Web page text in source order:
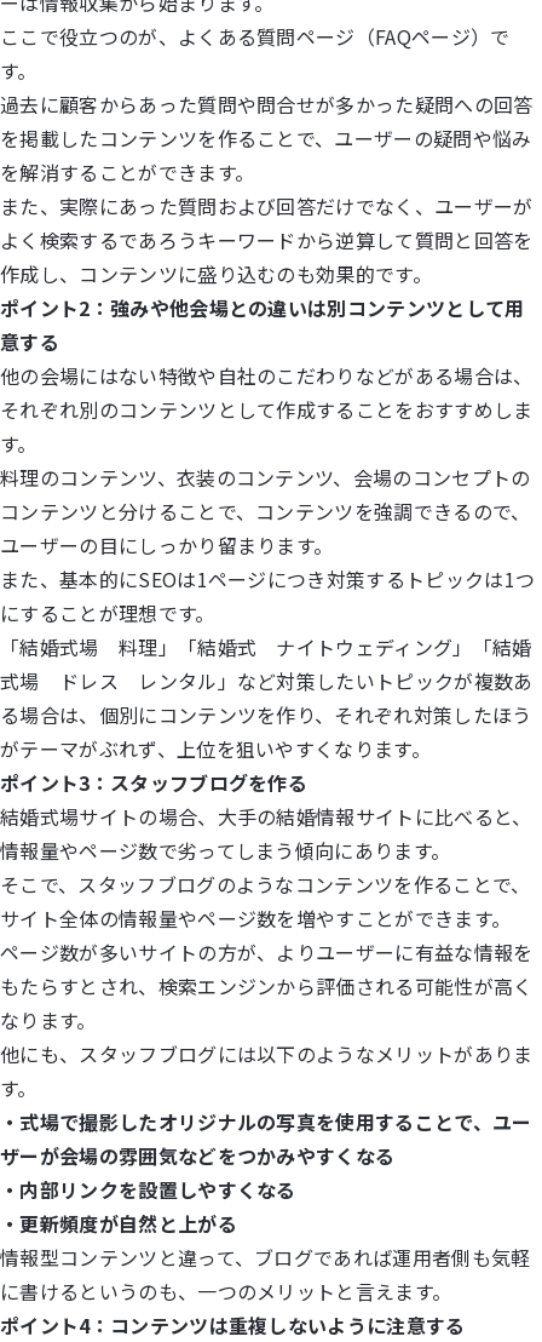
ここで役立つのが、よくある質問ページ（FAQページ）で
す。
過去に顧客からあった質問や問合せが多かった疑問への回答
を掲載したコンテンツを作ることで、ユーザーの疑問や悩み
を解消することができます。
また、実際にあった質問および回答だけでなく、ユーザーが
よく検索するであろうキーワードから逆算して質問と回答を
作成し、コンテンツに盛り込むのも効果的です。
ポイント2：強みや他会場との違いは別コンテンツとして用
意する
他の会場にはない特徴や自社のこだわりなどがある場合は、
それぞれ別のコンテンツとして作成することをおすすめしま
す。
料理のコンテンツ、衣装のコンテンツ、会場のコンセプトの
コンテンツと分けることで、コンテンツを強調できるので、
ユーザーの目にしっかり留まります。
また、基本的にSEOは1ページにつき対策するトピックは1つ
にすることが理想です。
「結婚式場 料理」「結婚式 ナイトウェディング」「結婚
式場 ドレス レンタル」など対策したいトピックが複数あ
る場合は、個別にコンテンツを作り、それぞれ対策したほう
がテーマがぶれず、上位を狙いやすくなります。
ポイント3：スタッフブログを作る
結婚式場サイトの場合、大手の結婚情報サイトに比べると、
情報量やページ数で劣ってしまう傾向にあります。
そこで、スタッフブログのようなコンテンツを作ることで、
サイト全体の情報量やページ数を増やすことができます。
ページ数が多いサイトの方が、よりユーザーに有益な情報を
もたらすとされ、検索エンジンから評価される可能性が高く
なります。
他にも、スタッフブログには以下のようなメリットがありま
す。
・式場で撮影したオリジナルの写真を使用することで、ユー
ザーが会場の雰囲気などをつかみやすくなる
・内部リンクを設置しやすくなる
・更新頻度が自然と上がる
情報型コンテンツと違って、ブログであれば運用者側も気軽
に書けるというのも、一つのメリットと言えます。
ポイント4：コンテンツは重複しないように注意する